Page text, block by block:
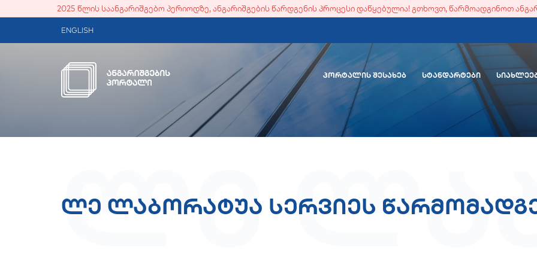
2025 წლის საანგარიშგებო პერიოდზე, ანგარიშგების წარდგენის პროცესი დაწყებულია! გთხოვთ, წარმოადგინოთ
ENGLISH
ᲞᲝᲠᲢᲐᲚᲘᲡ ᲨᲔᲡᲐᲮᲔᲑ ᲡᲢᲐᲜᲓᲐᲠᲢᲔᲑᲘ
ლე ლაბორატუა სერვიეს
ლე